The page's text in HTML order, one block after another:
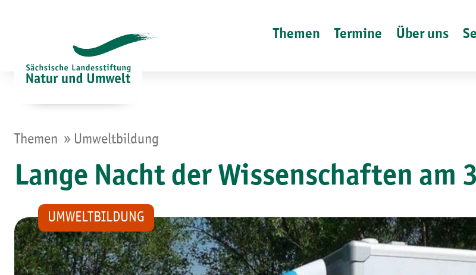
Themen Termine Über uns
Themen » Umweltbildung
Lange Nacht der Wissenschaften am
UMWELTBILDUNG